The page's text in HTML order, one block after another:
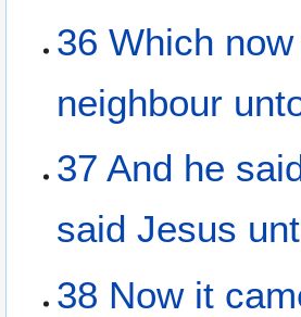
36 Which now
neighbour
37 And he
said Jesus
38 Now it